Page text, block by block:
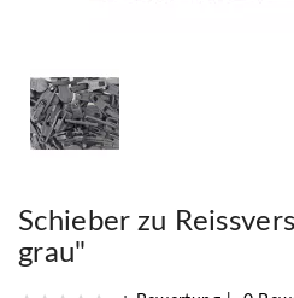
Schieber zu
grau"